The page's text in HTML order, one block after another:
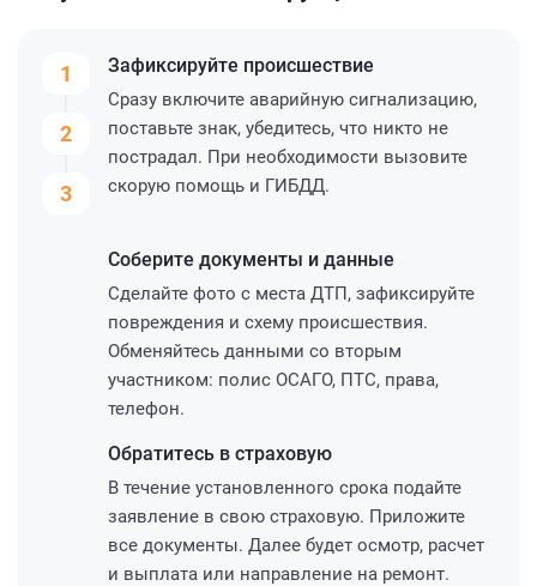
1
2
3
Зафиксируйте происшествие
Сразу включите аварийную сигнализацию,
поставьте знак, убедитесь, что никто не
пострадал. При необходимости вызовите
скорую помощь и ГИБДД.
Соберите документы и данные
Сделайте фото с места ДТП, зафиксируйте
повреждения и схему происшествия.
Обменяйтесь данными со вторым
участником: полис ОСАГО, ПТС, права,
телефон.
Обратитесь в страховую
В течение установленного срока подайте
заявление в свою страховую. Приложите
все документы. Далее будет осмотр, расчет
и выплата или направление на ремонт.